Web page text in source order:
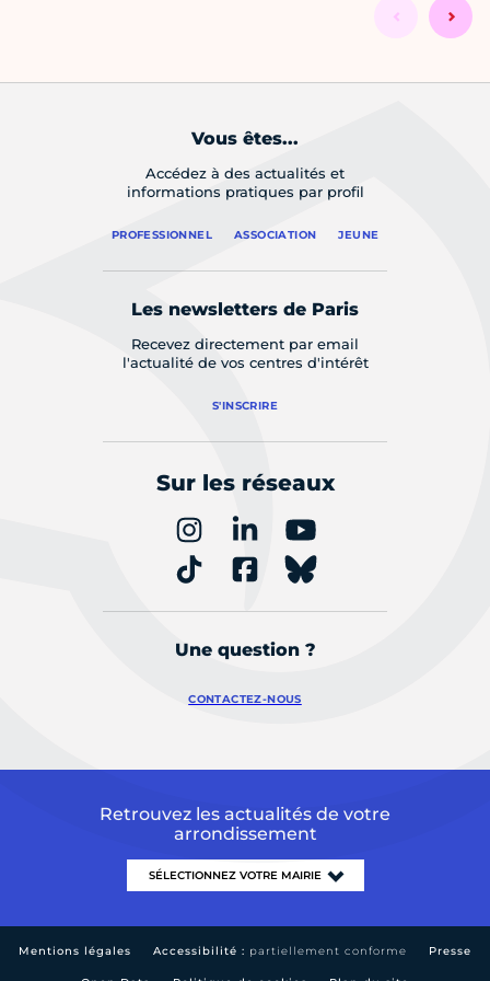
Vous êtes...
Accédez à des actualités et
informations pratiques par profil
PROFESSIONNEL ASSOCIATION JEUNE
Les newsletters de Paris
Recevez directement par email
l'actualité de vos centres d'intérêt
S'INSCRIRE
Sur les réseaux
Une question ?
CONTACTEZ-NOUS
Retrouvez les actualités de votre
arrondissement
Mentions légales Accessibilité : partiellement conforme Presse